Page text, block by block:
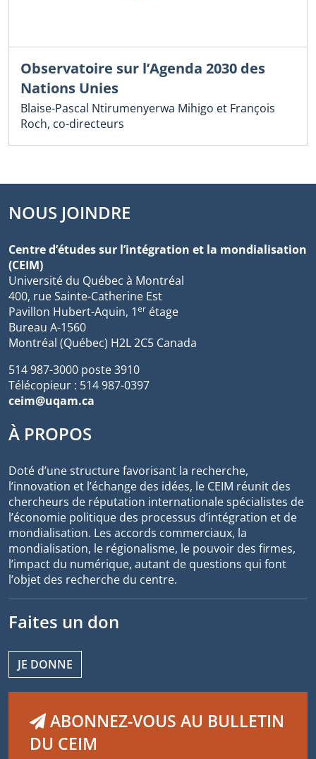
Observatoire sur l’Agenda 2030 des
Nations Unies
Blaise-Pascal Ntirumenyerwa Mihigo et François
Roch, co-directeurs
NOUS JOINDRE
Centre d’études sur l’intégration et la mondialisation
(CEIM)
Université du Québec à Montréal
400, rue Sainte-Catherine Est
Pavillon Hubert-Aquin, 1er étage
Bureau A-1560
Montréal (Québec) H2L 2C5 Canada
514 987-3000 poste 3910
Télécopieur : 514 987-0397
ceim@uqam.ca
À PROPOS
Doté d’une structure favorisant la recherche,
l’innovation et l’échange des idées, le CEIM réunit des
chercheurs de réputation internationale spécialistes de
l’économie politique des processus d’intégration et de
mondialisation. Les accords commerciaux, la
mondialisation, le régionalisme, le pouvoir des firmes,
l’impact du numérique, autant de questions qui font
l’objet des recherche du centre.
Faites un don
JE DONNE
ABONNEZ-VOUS AU BULLETIN
DU CEIM